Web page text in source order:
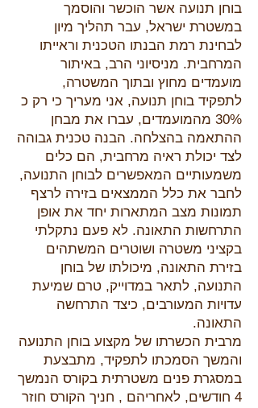
בוחן תנועה אשר הוכשר והוסמך
במשטרת ישראל, עבר תהליך מיון
לבחינת רמת הבנתו הטכנית וראייתו
המרחבית. מניסיוני הרב, באיתור
מועמדים מחוץ ובתוך המשטרה,
לתפקיד בוחן תנועה, אני מעריך כי רק כ
30% מהמועמדים, עברו את מבחן
ההתאמה בהצלחה. הבנה טכנית גבוהה
לצד יכולת ראיה מרחבית, הם כלים
משמעותיים המאפשרים לבוחן התנועה,
לחבר את כלל הממצאים בזירה לרצף
תמונות מצב המתארות יחד את אופן
התרחשות התאונה. לא פעם נתקלתי
בקציני משטרה ושוטרים המשתהים
בזירת התאונה, מיכולתו של בוחן
התנועה, לתאר במדוייק, טרם שמיעת
עדויות המעורבים, כיצד התרחשה
התאונה.
מרבית הכשרתו של מקצוע בוחן התנועה
והמשך הסמכתו לתפקיד, מתבצעת
במסגרת פנים משטרתית בקורס הנמשך
4 חודשים, לאחריהם , חניך הקורס חוזר